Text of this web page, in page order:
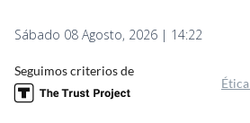
Sábado 08 Agosto, 2026 | 14:22
Seguimos criterios de